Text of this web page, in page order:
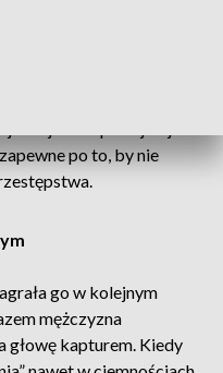
po to, by nie
go w kolejnym
mężczyzna
głowę kapturem. Kiedy